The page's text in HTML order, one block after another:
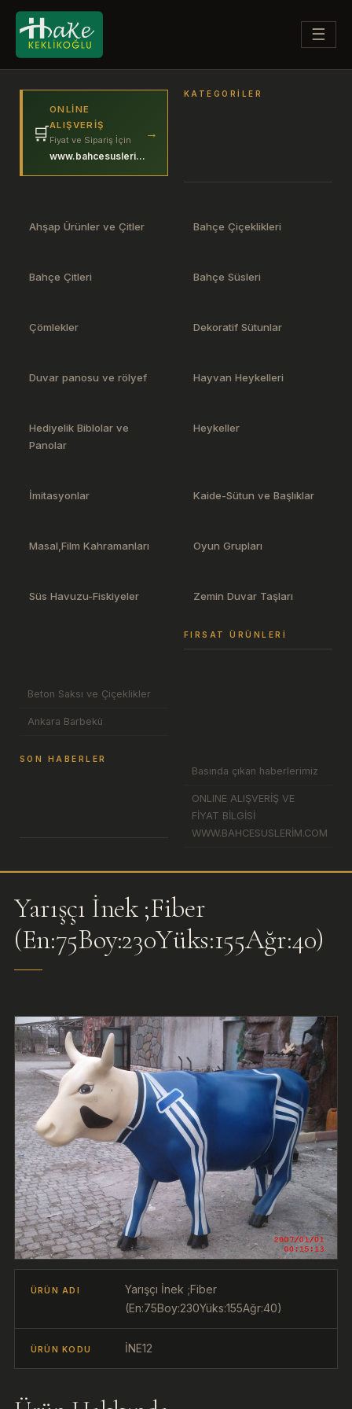
☰
🛒
ONLINE
ALIŞVERIŞ
Fiyat ve Sipariş İçin
www.bahcesuslerim.com
→
KATEGORILER
Ahşap Ürünler ve Çitler Bahçe Çiçeklikleri
Bahçe Çitleri Bahçe Süsleri
Çömlekler Dekoratif Sütunlar
Duvar panosu ve rölyef Hayvan Heykelleri
Hediyelik Biblolar ve
Panolar
Heykeller
İmitasyonlar Kaide-Sütun ve Başlıklar
Masal,Film Kahramanları Oyun Grupları
Süs Havuzu-Fiskiyeler Zemin Duvar Taşları
FIRSAT ÜRÜNLERI
Beton Saksı ve Çiçeklikler
Ankara Barbekü
SON HABERLER
Basında çıkan haberlerimiz
ONLINE ALIŞVERİŞ VE
FİYAT BİLGİSİ
WWW.BAHCESUSLERİM.COM
Yarışçı İnek ;Fiber
(En:75Boy:230Yüks:155Ağr:40)
ÜRÜN ADI
Yarışçı İnek ;Fiber
(En:75Boy:230Yüks:155Ağr:40)
ÜRÜN KODU İNE12